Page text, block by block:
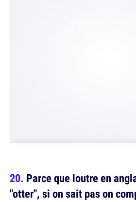
Parce que loutre en
"otter", si on sait pas on